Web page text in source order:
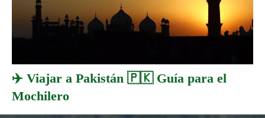
✈️ Viajar a Pakistán 🇵🇰 Guía para el
Mochilero